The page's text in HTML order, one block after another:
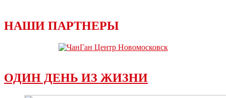
НАШИ ПАРТНЕРЫ
ОДИН ДЕНЬ ИЗ ЖИЗНИ